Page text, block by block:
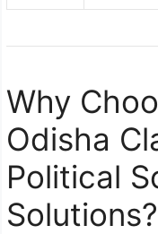
Why
Odisha
Political
Solutions?